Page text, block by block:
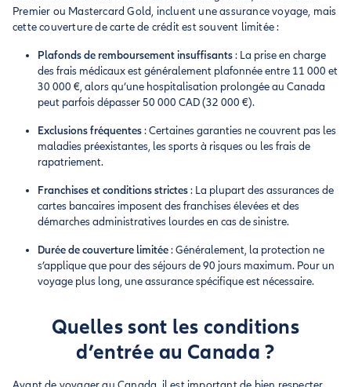
Premier ou Mastercard Gold, incluent une assurance voyage, mais
cette couverture de carte de crédit est souvent limitée :
Plafonds de remboursement insuffisants: La prise en charge
des frais médicaux est généralement plafonnée entre 11 000 et
30 000 €, alors qu’une hospitalisation prolongée au Canada
peut parfois dépasser 50 000 CAD (32 000 €).
Exclusions fréquentes: Certaines garanties ne couvrent pas les
maladies préexistantes, les sports à risques ou les frais de
rapatriement.
Franchises et conditions strictes: La plupart des assurances de
cartes bancaires imposent des franchises élevées et des
démarches administratives lourdes en cas de sinistre.
Durée de couverture limitée: Généralement, la protection ne
s’applique que pour des séjours de 90 jours maximum. Pour un
voyage plus long, une assurance spécifique est nécessaire.
Quelles sont les conditions
d’entrée au Canada ?